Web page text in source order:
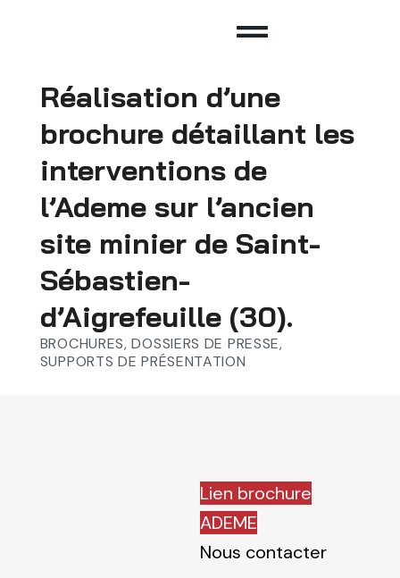
Réalisation d’une
brochure détaillant les
interventions de
l’Ademe sur l’ancien
site minier de Saint-
Sébastien-
d’Aigrefeuille (30).
BROCHURES, DOSSIERS DE PRESSE,
SUPPORTS DE PRÉSENTATION
Lien brochure
ADEME
Nous contacter